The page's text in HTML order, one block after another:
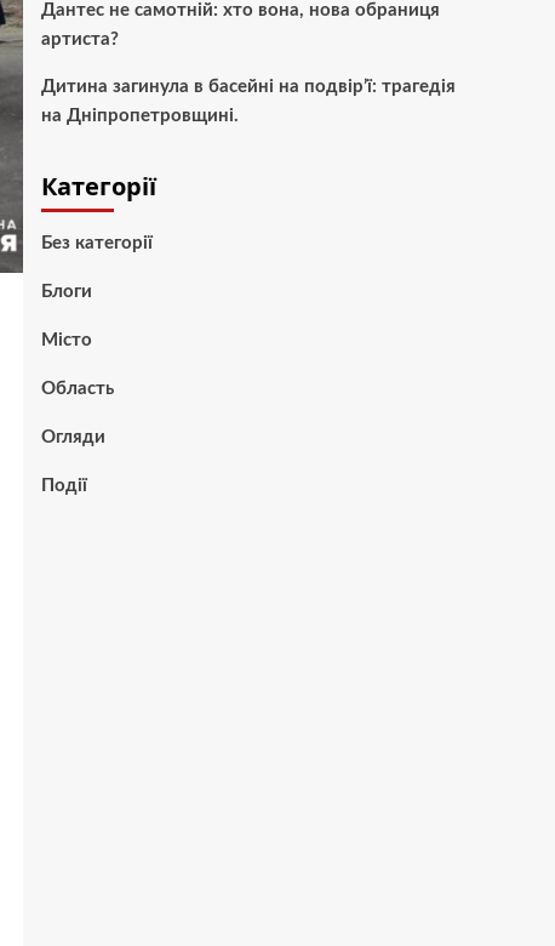
Дантес не самотній: хто вона, нова обраниця
артиста?
Дитина загинула в басейні на подвір’ї: трагедія
на Дніпропетровщині.
Категорії
Без категорії
Блоги
Місто
Область
Огляди
Події